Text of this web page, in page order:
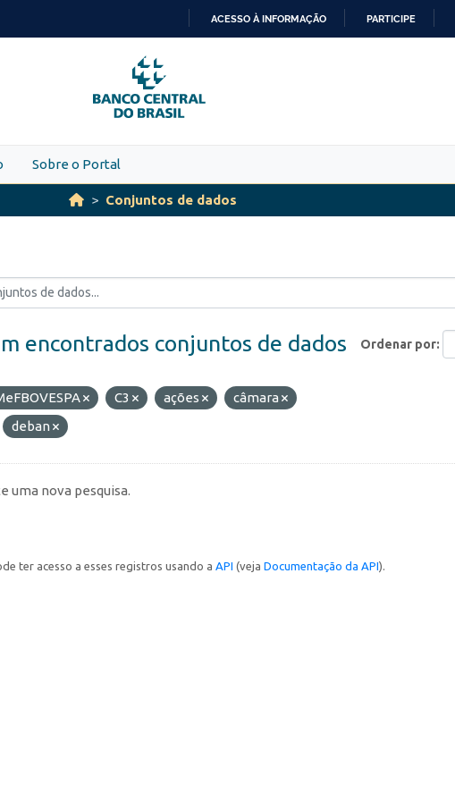
PARA
O
CONTEÚDO
ACESSO À INFORMAÇÃO PARTICIPE
Sobre o Portal
Conjuntos de dados
Ordenar por
encontrados conjuntos de dados
C3 ações
câmara
deban
uma nova pesquisa.
ter acesso a esses registros usando a API (veja Documentação da API).